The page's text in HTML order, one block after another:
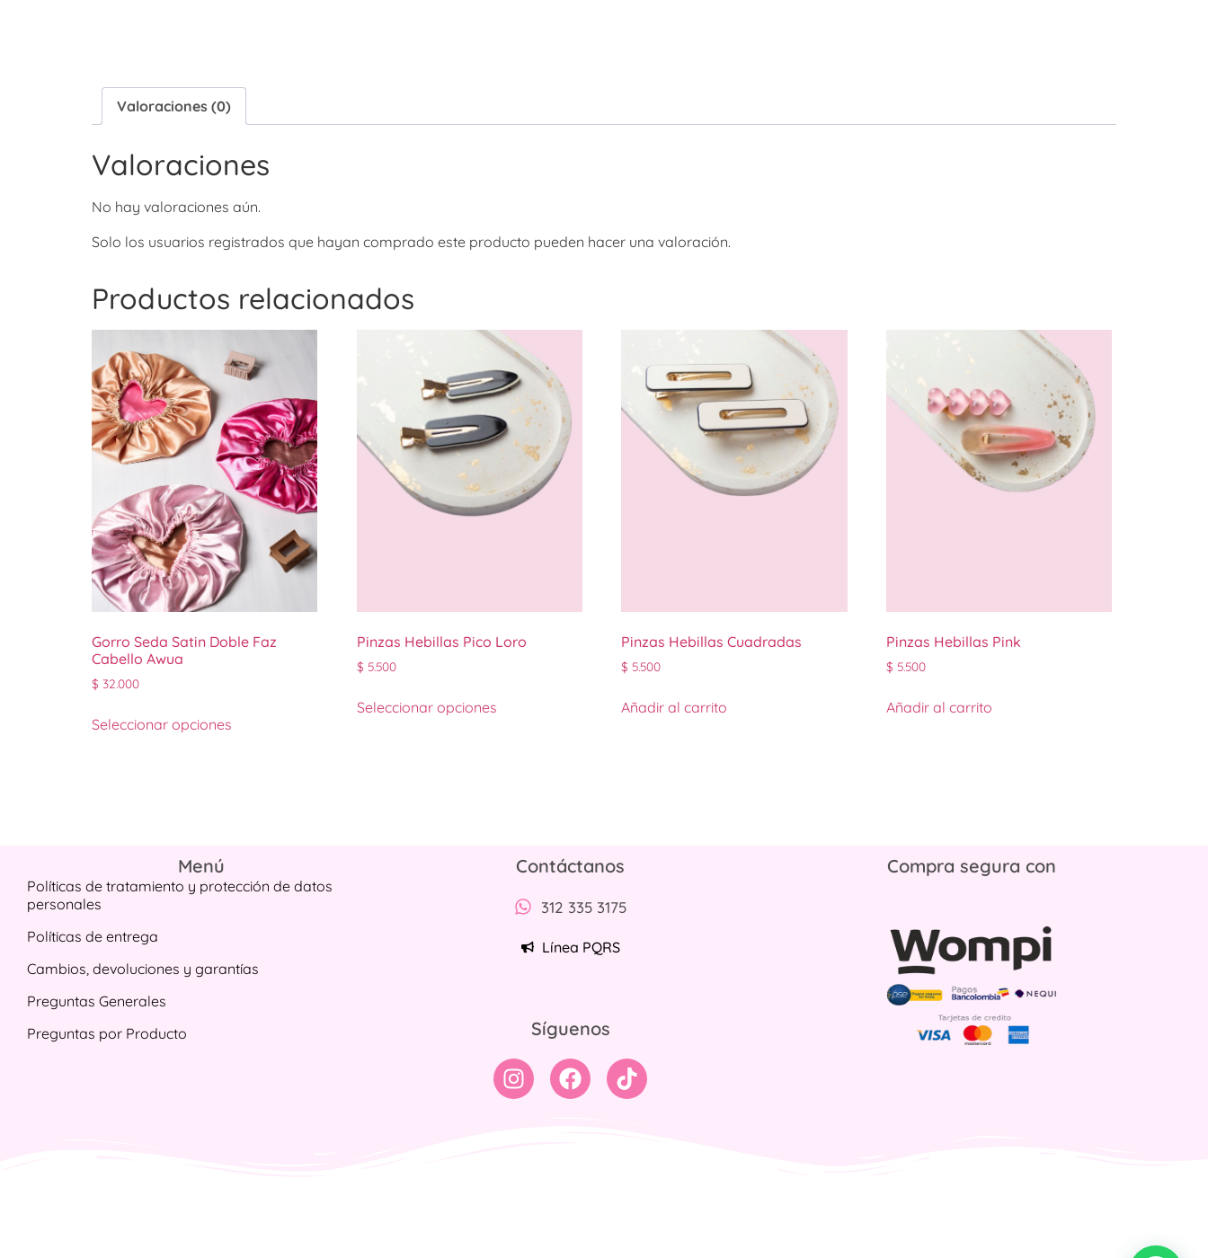
Valoraciones (0)
Valoraciones
No hay valoraciones aún.
Solo los usuarios registrados que hayan comprado este producto pueden hacer una valoración.
Productos relacionados
Gorro Seda Satin Doble Faz
Cabello Awua
$ 32.000
Seleccionar opciones
Pinzas Hebillas Pico Loro
$ 5.500
Seleccionar opciones
Pinzas Hebillas Cuadradas
$ 5.500
Añadir al carrito
Pinzas Hebillas Pink
$ 5.500
Añadir al carrito
Menú
Políticas de tratamiento y protección de datos
personales
Políticas de entrega
Cambios, devoluciones y garantías
Preguntas Generales
Preguntas por Producto
Contáctanos
312 335 3175
Línea PQRS
Síguenos
Compra segura con